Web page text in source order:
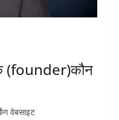
(founder)कौन
वेबसाइट